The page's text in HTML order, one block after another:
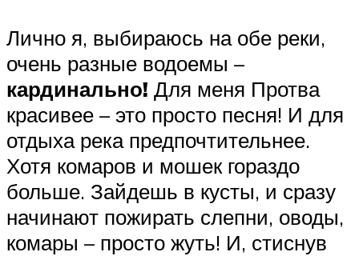
Лично я, выбираюсь на обе реки,
очень разные водоемы –
кардинально! Для меня Протва
красивее – это просто песня! И для
отдыха река предпочтительнее.
Хотя комаров и мошек гораздо
больше. Зайдешь в кусты, и сразу
начинают пожирать слепни, оводы,
комары – просто жуть! И, стиснув